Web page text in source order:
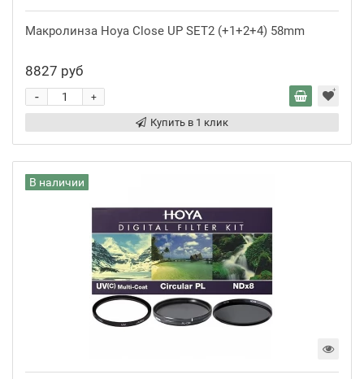
Макролинза Hoya Close UP SET2 (+1+2+4) 58mm
8827 руб
+
-
Купить в 1 клик
В наличии